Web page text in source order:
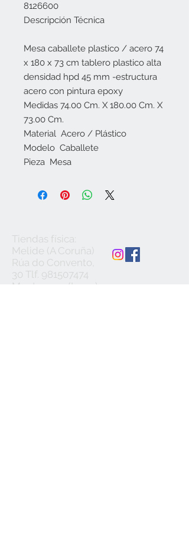
8126600
Descripción Técnica
Mesa caballete plastico / acero 74
x 180 x 73 cm tablero plastico alta
densidad hpd 45 mm -estructura
acero con pintura epoxy
Medidas 74.00 Cm. X 180.00 Cm. X
73.00 Cm.
Material  Acero / Plástico
Modelo  Caballete
Pieza  Mesa
Tiendas física:
Melide (A Coruña)
Rúa do Convento,
30 Tlf. 981507474
Monterroso (Lugo)